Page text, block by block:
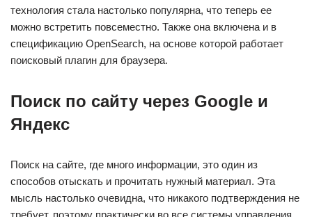
технология стала настолько популярна, что теперь ее
можно встретить повсеместно. Также она включена и в
спецификацию OpenSearch, на основе которой работает
поисковый плагин для браузера.
Поиск по сайту через Google и
Яндекс
Поиск на сайте, где много информации, это один из
способов отыскать и прочитать нужный материал. Эта
мысль настолько очевидна, что никакого подтверждения не
требует, поэтому практически во все системы управления